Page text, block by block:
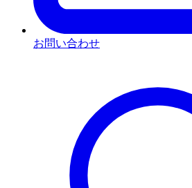
お問い合わせ